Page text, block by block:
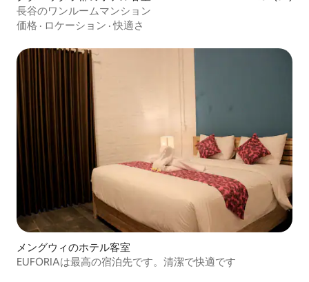
長谷のワンルームマンション
価格 · ロケーション ·快適さ
メングウィのホテル客室
EUFORIAは最高の宿泊先です。清潔で快適です